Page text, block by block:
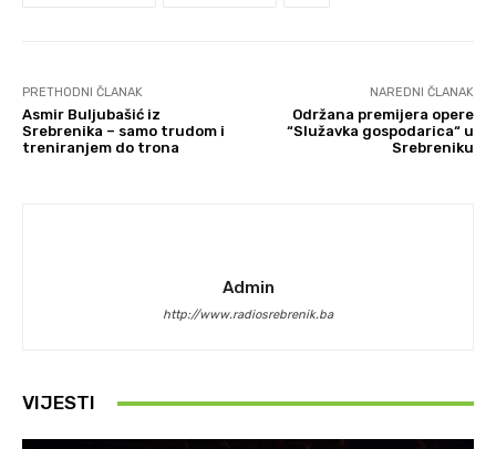
PRETHODNI ČLANAK
Asmir Buljubašić iz
Srebrenika – samo trudom i
treniranjem do trona
NAREDNI ČLANAK
Održana premijera opere
“Služavka gospodarica“ u
Srebreniku
Admin
http://www.radiosrebrenik.ba
VIJESTI